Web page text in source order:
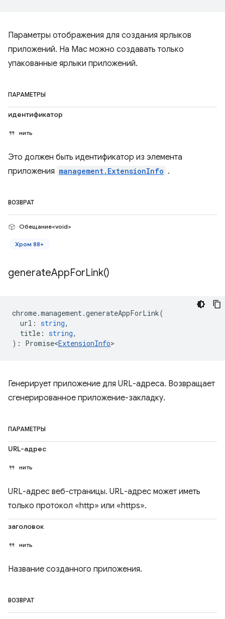
Параметры отображения для создания ярлыков
приложений. На Mac можно создавать только
упакованные ярлыки приложений.
ПАРАМЕТРЫ
идентификатор
нить
Это должен быть идентификатор из элемента
приложения management.ExtensionInfo .
ВОЗВРАТ
Обещание<void>
Хром 88+
generateAppForLink()
chrome.management.generateAppForLink(
url : string,
title : string,
) : Promise<ExtensionInfo>
Генерирует приложение для URL-адреса. Возвращает
сгенерированное приложение-закладку.
ПАРАМЕТРЫ
URL-адрес
нить
URL-адрес веб-страницы. URL-адрес может иметь
только протокол «http» или «https».
заголовок
нить
Название созданного приложения.
ВОЗВРАТ